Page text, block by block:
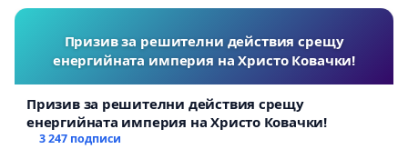
Призив за решителни действия срещу
енергийната империя на Христо Ковачки!
Призив за решителни действия срещу
енергийната империя на Христо Ковачки!
3 247 подписи